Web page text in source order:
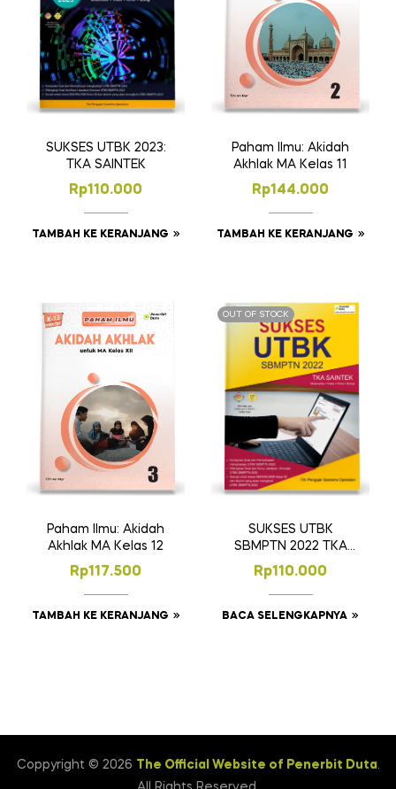
SUKSES UTBK 2023:
TKA SAINTEK
Rp110.000
TAMBAH KE KERANJANG
Paham Ilmu: Akidah
Akhlak MA Kelas 11
Rp144.000
TAMBAH KE KERANJANG
Paham Ilmu: Akidah
Akhlak MA Kelas 12
Rp117.500
TAMBAH KE KERANJANG
OUT OF STOCK
SUKSES UTBK
SBMPTN 2022 TKA
SAINTEK
Rp110.000
BACA SELENGKAPNYA
Coppyright © 2026 The Official Website of Penerbit Duta.